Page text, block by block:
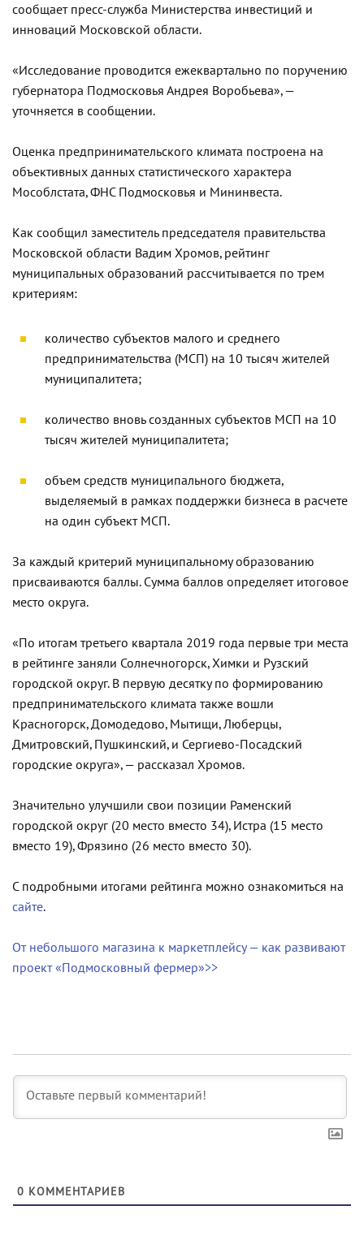
сообщает пресс-служба Министерства инвестиций и
инноваций Московской области.
«Исследование проводится ежеквартально по поручению
губернатора Подмосковья Андрея Воробьева», —
уточняется в сообщении.
Оценка предпринимательского климата построена на
объективных данных статистического характера
Мособлстата, ФНС Подмосковья и Мининвеста.
Как сообщил заместитель председателя правительства
Московской области Вадим Хромов, рейтинг
муниципальных образований рассчитывается по трем
критериям:
количество субъектов малого и среднего
предпринимательства (МСП) на 10 тысяч жителей
муниципалитета;
количество вновь созданных субъектов МСП на 10
тысяч жителей муниципалитета;
объем средств муниципального бюджета,
выделяемый в рамках поддержки бизнеса в расчете
на один субъект МСП.
За каждый критерий муниципальному образованию
присваиваются баллы. Сумма баллов определяет итоговое
место округа.
«По итогам третьего квартала 2019 года первые три места
в рейтинге заняли Солнечногорск, Химки и Рузский
городской округ. В первую десятку по формированию
предпринимательского климата также вошли
Красногорск, Домодедово, Мытищи, Люберцы,
Дмитровский, Пушкинский, и Сергиево-Посадский
городские округа», — рассказал Хромов.
Значительно улучшили свои позиции Раменский
городской округ (20 место вместо 34), Истра (15 место
вместо 19), Фрязино (26 место вместо 30).
С подробными итогами рейтинга можно ознакомиться на
сайте.
От небольшого магазина к маркетплейсу — как развивают
проект «Подмосковный фермер»>>
0 КОММЕНТАРИЕВ